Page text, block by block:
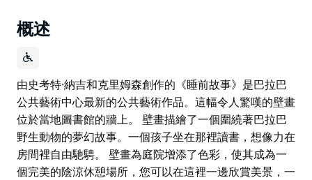
概述
由史考特·納吉和克里姆森創作的《睡前故事》是巴拉巴
公共藝術中心最新的公共藝術作品。這幅令人驚嘆的壁畫
位於當地圖書館的牆上。 壁畫描繪了一個圍繞著巴拉巴
野生動物的夢幻故事。一個孩子坐在那裡讀書，想像力在
房間裡自由馳騁。 壁畫為庭院增添了色彩，使其成為一
個完美的陰涼休憩場所，您可以在這裡一邊欣賞美景，一